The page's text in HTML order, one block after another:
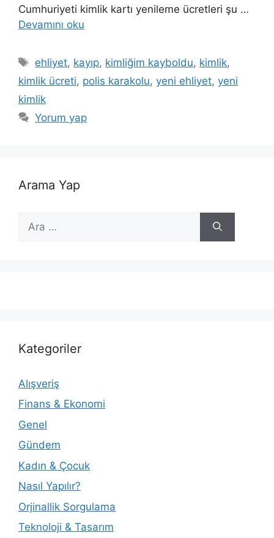
Cumhuriyeti kimlik kartı yenileme ücretleri şu …
Devamını oku
Etiketler
ehliyet, kayıp, kimliğim kayboldu, kimlik,
kimlik ücreti, polis karakolu, yeni ehliyet, yeni
kimlik
Yorum yap
Arama Yap
ara
Kategoriler
Alışveriş
Finans & Ekonomi
Genel
Gündem
Kadın & Çocuk
Nasıl Yapılır?
Orjinallik Sorgulama
Teknoloji & Tasarım